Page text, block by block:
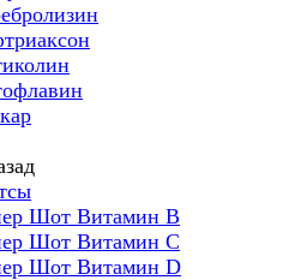
Шот Витамин B
Шот Витамин C
Шот Витамин D